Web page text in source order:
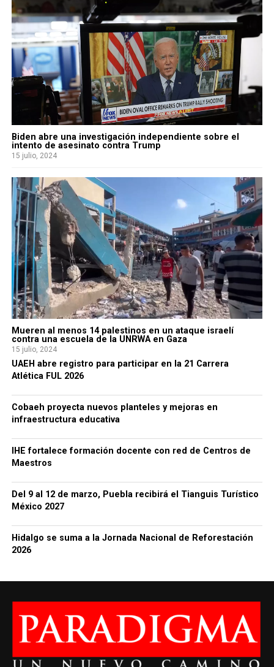
Biden abre una investigación independiente sobre el
intento de asesinato contra Trump
15 julio, 2024
Mueren al menos 14 palestinos en un ataque israelí
contra una escuela de la UNRWA en Gaza
15 julio, 2024
UAEH abre registro para participar en la 21 Carrera
Atlética FUL 2026
Cobaeh proyecta nuevos planteles y mejoras en
infraestructura educativa
IHE fortalece formación docente con red de Centros de
Maestros
Del 9 al 12 de marzo, Puebla recibirá el Tianguis Turístico
México 2027
Hidalgo se suma a la Jornada Nacional de Reforestación
2026